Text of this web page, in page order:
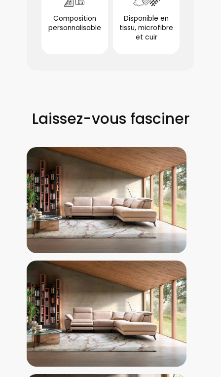
Composition
personnalisable
Disponible en
tissu, microfibre
et cuir
Laissez-vous fasciner